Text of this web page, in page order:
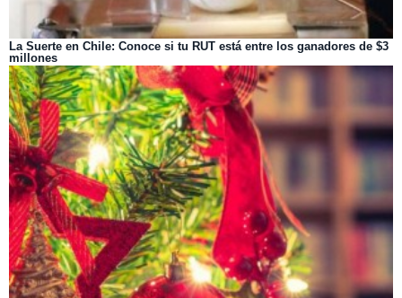
La Suerte en Chile: Conoce si tu RUT está entre los ganadores de $3
millones